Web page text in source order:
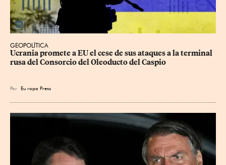
GEOPOLÍTICA
Ucrania promete a EU el cese de sus ataques a la terminal
rusa del Consorcio del Oleoducto del Caspio
Por Eu ropa Press